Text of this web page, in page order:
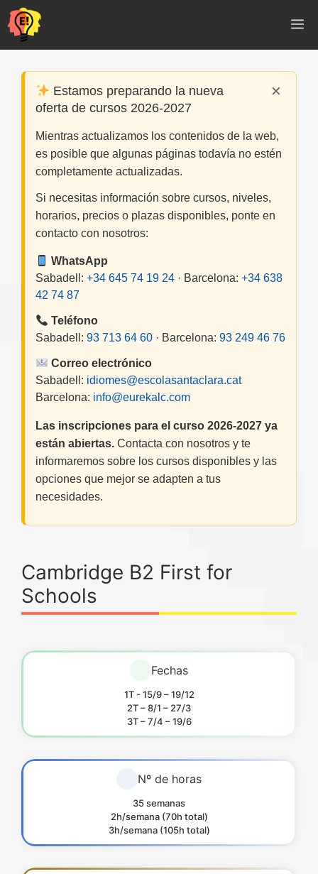
Saltar
al
contenido
×
Estamos preparando la nueva
oferta de cursos 2026-2027
Mientras actualizamos los contenidos de la web,
es posible que algunas páginas todavía no estén
completamente actualizadas.
Si necesitas información sobre cursos, niveles,
horarios, precios o plazas disponibles, ponte en
contacto con nosotros:
WhatsApp
Sabadell: +34 645 74 19 24 · Barcelona: +34 638
42 74 87
Teléfono
Sabadell: 93 713 64 60 · Barcelona: 93 249 46 76
Correo electrónico
Sabadell: idiomes@escolasantaclara.cat
Barcelona: info@eurekalc.com
Las inscripciones para el curso 2026-2027 ya
están abiertas. Contacta con nosotros y te
informaremos sobre los cursos disponibles y las
opciones que mejor se adapten a tus
necesidades.
Cambridge B2 First for
Schools
Fechas
1T - 15/9 – 19/12
2T – 8/1 – 27/3
3T – 7/4 – 19/6
Nº de horas
35 semanas
2h/semana (70h total)
3h/semana (105h total)